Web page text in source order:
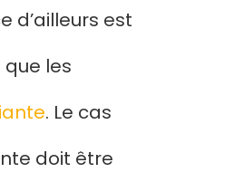
d’ailleurs est
les
. Le cas
doit être